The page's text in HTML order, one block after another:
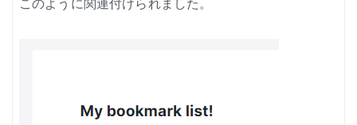
このように関連付けられました。